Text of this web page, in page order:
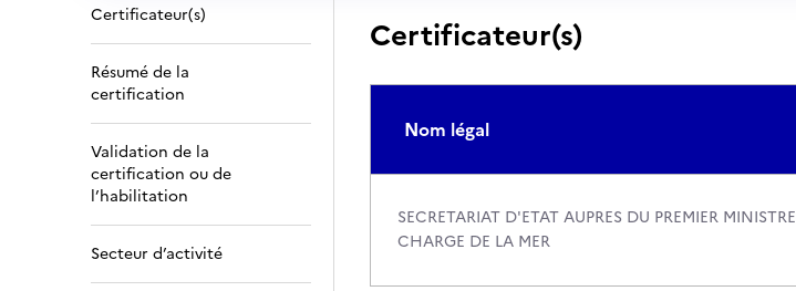
Certificateur(s)
Résumé de la
certification
Validation de la
certification ou de
l’habilitation
Secteur d’activité
Certificateur(s)
Nom légal
SECRETARIAT D'ETAT AUPRES DU PREMIER MINISTRE
CHARGE DE LA MER